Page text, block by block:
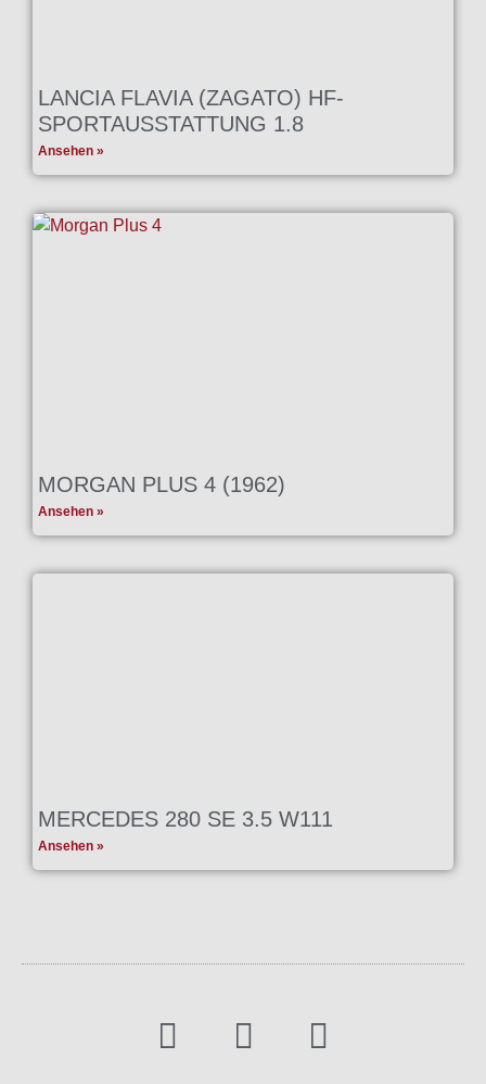
LANCIA FLAVIA (ZAGATO) HF-
SPORTAUSSTATTUNG 1.8
Ansehen »
MORGAN PLUS 4 (1962)
Ansehen »
MERCEDES 280 SE 3.5 W111
Ansehen »